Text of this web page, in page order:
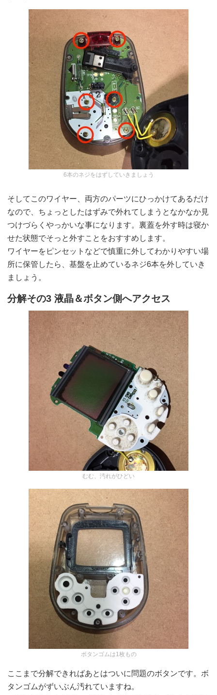
6本のネジをはずしていきましょう
そしてこのワイヤー、両方のパーツにひっかけてあるだけ
なので、ちょっとしたはずみで外れてしまうとなかなか見
つけづらくやっかいな事になります。裏蓋を外す時は寝か
せた状態でそっと外すことをおすすめします。
ワイヤーをピンセットなどで慎重に外してわかりやすい場
所に保管したら、基盤を止めているネジ6本を外していき
ましょう。
分解その3 液晶＆ボタン側へアクセス
むむ、汚れがひどい
ボタンゴムは1枚もの
ここまで分解できればあとはついに問題のボタンです。ボ
タンゴムがずいぶん汚れていますね。